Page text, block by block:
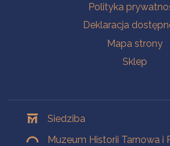
Polityka
Deklaracja
Mapa strony
Sklep
Siedziba
Muzeum Historii Tarnowa i